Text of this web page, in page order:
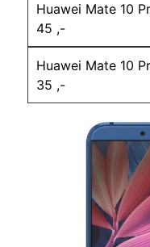
Huawei Mate 10
45 ,-
Huawei Mate 10
35 ,-